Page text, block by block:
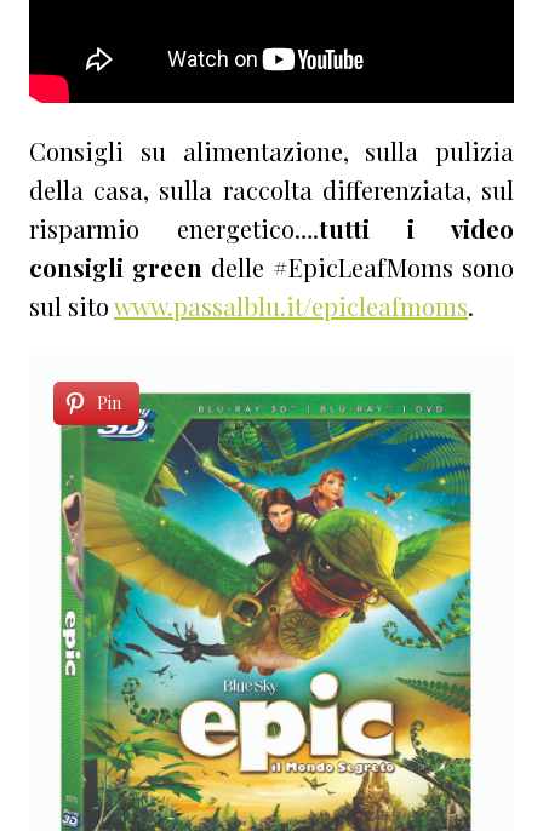
Consigli su alimentazione, sulla pulizia
della casa, sulla raccolta differenziata, sul
risparmio energetico….tutti i video
consigli green delle #EpicLeafMoms sono
sul sitowww.passalblu.it/epicleafmoms.
Pin